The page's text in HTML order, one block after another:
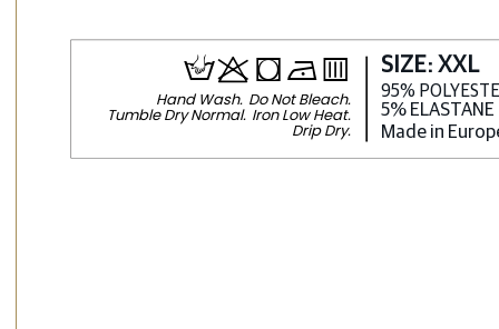
Hand Wash Do Not Bleach
Tumble Dry Normal Iron Low Heat
Drip Dry
Hp j Nb